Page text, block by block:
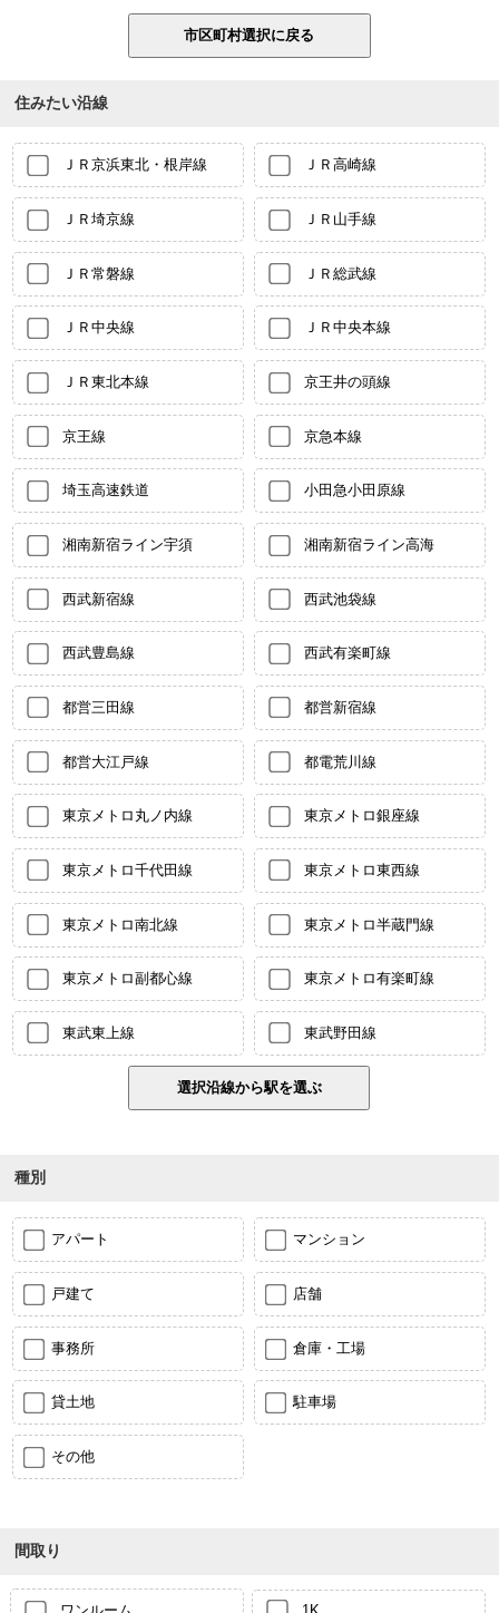
住みたい沿線
ＪＲ京浜東北・根岸線 ＪＲ高崎線
ＪＲ埼京線 ＪＲ山手線
ＪＲ常磐線 ＪＲ総武線
ＪＲ中央線 ＪＲ中央本線
ＪＲ東北本線 京王井の頭線
京王線 京急本線
埼玉高速鉄道 小田急小田原線
湘南新宿ライン宇須 湘南新宿ライン高海
西武新宿線 西武池袋線
西武豊島線 西武有楽町線
都営三田線 都営新宿線
都営大江戸線 都電荒川線
東京メトロ丸ノ内線 東京メトロ銀座線
東京メトロ千代田線 東京メトロ東西線
東京メトロ南北線 東京メトロ半蔵門線
東京メトロ副都心線 東京メトロ有楽町線
東武東上線 東武野田線
種別
アパート マンション
戸建て 店舗
事務所 倉庫・工場
貸土地 駐車場
その他
間取り